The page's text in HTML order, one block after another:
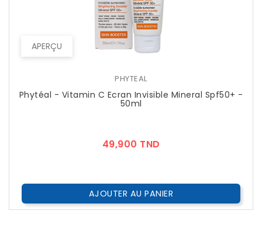
APERÇU
PHYTEAL
Phytéal - Vitamin C Ecran Invisible Mineral Spf50+ -
50ml
49,900 TND
AJOUTER AU PANIER